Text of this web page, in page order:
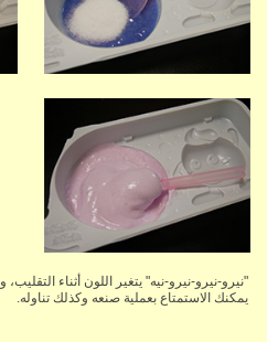
"نيرو-نيرو-نيرو-نيه" يتغير اللون أثناء
يمكنك الاستمتاع بعملية صنعه وكذلك تناوله.